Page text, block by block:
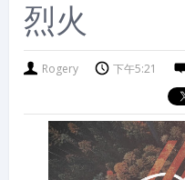
烈火
Rogery 下午5:21